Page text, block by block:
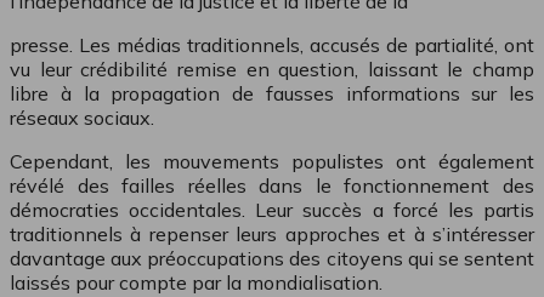
presse. Les médias traditionnels, accusés de partialité, ont
vu leur crédibilité remise en question, laissant le champ
libre à la propagation de fausses informations sur les
réseaux sociaux.
Cependant, les mouvements populistes ont également
révélé des failles réelles dans le fonctionnement des
démocraties occidentales. Leur succès a forcé les partis
traditionnels à repenser leurs approches et à s’intéresser
davantage aux préoccupations des citoyens qui se sentent
laissés pour compte par la mondialisation.